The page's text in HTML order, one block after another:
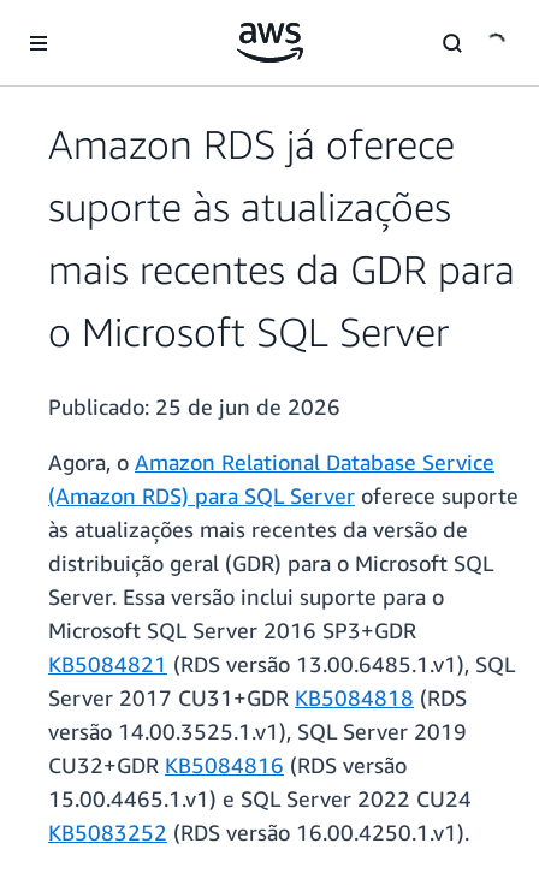
Pular para o conteúdo principal
Amazon RDS já oferece
suporte às atualizações
mais recentes da GDR para
o Microsoft SQL Server
Publicado: 25 de jun de 2026
Agora, o Amazon Relational Database Service
(Amazon RDS) para SQL Server oferece suporte
às atualizações mais recentes da versão de
distribuição geral (GDR) para o Microsoft SQL
Server. Essa versão inclui suporte para o
Microsoft SQL Server 2016 SP3+GDR
KB5084821 (RDS versão 13.00.6485.1.v1), SQL
Server 2017 CU31+GDR KB5084818 (RDS
versão 14.00.3525.1.v1), SQL Server 2019
CU32+GDR KB5084816 (RDS versão
15.00.4465.1.v1) e SQL Server 2022 CU24
KB5083252 (RDS versão 16.00.4250.1.v1).